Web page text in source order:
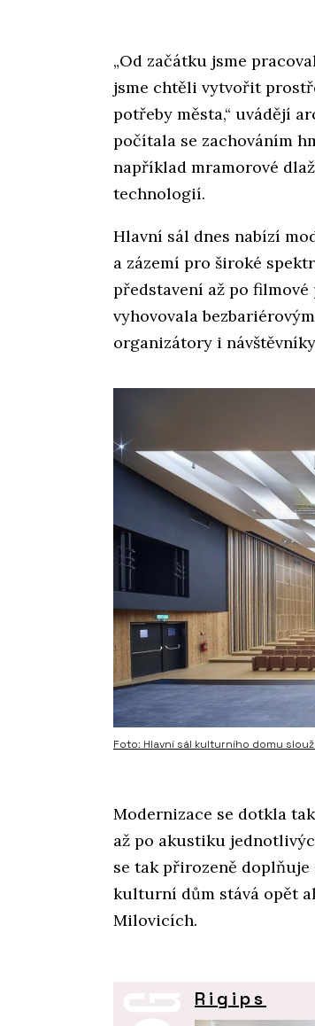
„Od začátku jsme
jsme chtěli vytvořit
potřeby města,“ uvádějí
počítala se zachováním
například mramorové
technologií.
Hlavní sál dnes nabízí
a zázemí pro široké
představení až po
vyhovovala
organizátory i
Foto: Hlavní sál kulturního domu
Modernizace se dotkla
až po akustiku
se tak přirozeně doplňuje
kulturní dům stává opět
Milovicích.
Rigips